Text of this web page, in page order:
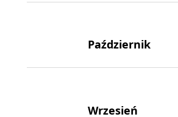
Październik
Wrzesień